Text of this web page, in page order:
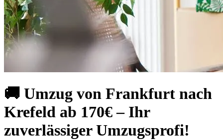
🚚 Umzug von Frankfurt nach
Krefeld ab 170€ – Ihr
zuverlässiger Umzugsprofi!